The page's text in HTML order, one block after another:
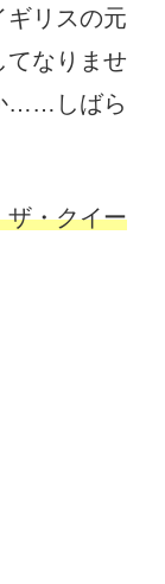
ギリスの元
てなりませ
……しばら
ザ・クイー